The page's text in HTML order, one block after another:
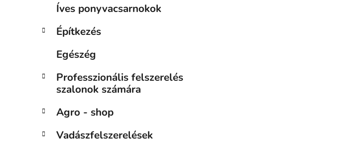
Íves ponyvacsarnokok
Építkezés
Egészég
Professzionális felszerelés
szalonok számára
Agro - shop
Vadászfelszerelések